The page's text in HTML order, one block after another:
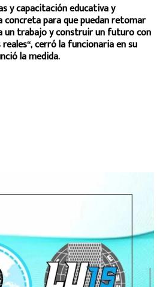
y capacitación educativa y
concreta para que puedan retomar
un trabajo y construir un futuro con
cerró la funcionaria en su
la medida.